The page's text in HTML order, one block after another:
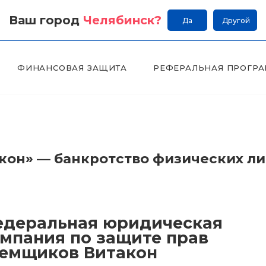
Ваш город Челябинск? Да Другой
ФИНАНСОВАЯ ЗАЩИТА РЕФЕРАЛЬНАЯ
— банкротство физических
юридическая
по защите прав
Витакон